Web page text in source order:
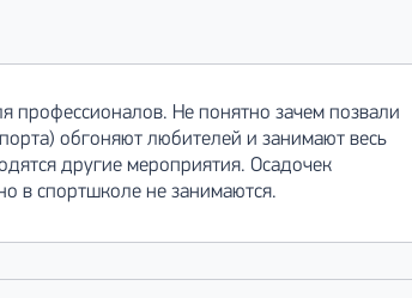
Не понятно зачем позвали
обгоняют любителей и занимают весь
другие мероприятия. Осадочек
в спортшколе не занимаются.